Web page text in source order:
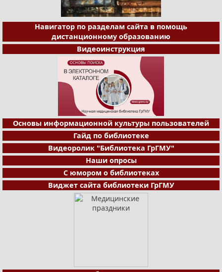
Навигатор по разделам сайта в помощь
дистанционному образованию
Видеоинструкция
Основы информационной культуры пользователей
Гайд по библиотеке
Видеоролик "Библиотека ГрГМУ"
Наши опросы
С юмором о библиотеках
Виджет сайта библиотеки ГрГМУ